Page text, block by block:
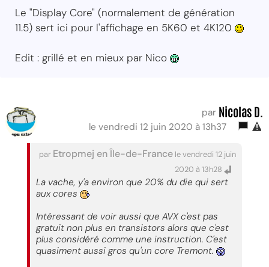
Le "Display Core" (normalement de génération
11.5) sert ici pour l'affichage en 5K60 et 4K120
Edit : grillé et en mieux par Nico
par Nicolas D.
le vendredi 12 juin 2020 à 13h37
par Etropmej en Île-de-France le vendredi 12 juin
2020 à 13h28
La vache, y'a environ que 20% du die qui sert
aux cores
Intéressant de voir aussi que AVX c'est pas
gratuit non plus en transistors alors que c'est
plus considéré comme une instruction. C'est
quasiment aussi gros qu'un core Tremont.